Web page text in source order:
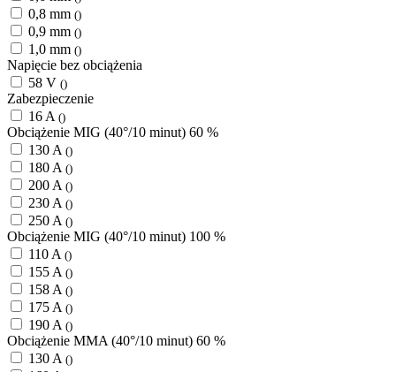
0,8 mm ()
0,9 mm ()
1,0 mm ()
Napięcie bez obciążenia
58 V ()
Zabezpieczenie
16 A ()
Obciążenie MIG (40°/10 minut) 60 %
130 A ()
180 A ()
200 A ()
230 A ()
250 A ()
Obciążenie MIG (40°/10 minut) 100 %
110 A ()
155 A ()
158 A ()
175 A ()
190 A ()
Obciążenie MMA (40°/10 minut) 60 %
130 A ()